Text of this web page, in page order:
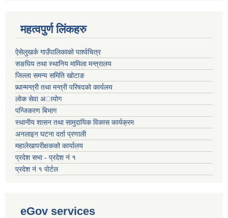
महत्वपुर्ण लिंकहरु
ऐसेलुखर्क गाउँपालिकाको पार्श्वचित्र
सङघिय तथा स्थानिय मामिला मन्त्रालय
जिल्ला समन्य समिति खोटाङ
प्र्धान्मन्त्री तथा मन्त्री परिषदको कार्यलय
लोक सेवा अायोग
पन्जिकरण बिभाग
स्थानीय शासन तथा सामुदायिक विकास कार्यक्रम
अनलाइन घटना दर्ता प्रणाली
महालेखापरीक्षकको कार्यालय
प्रदेश सभा - प्रदेश नं १
प्रदेश नं १ पोर्टल
eGov services